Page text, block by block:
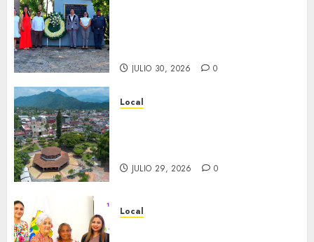
JULIO 30, 2026 0
Local
JULIO 29, 2026 0
Local